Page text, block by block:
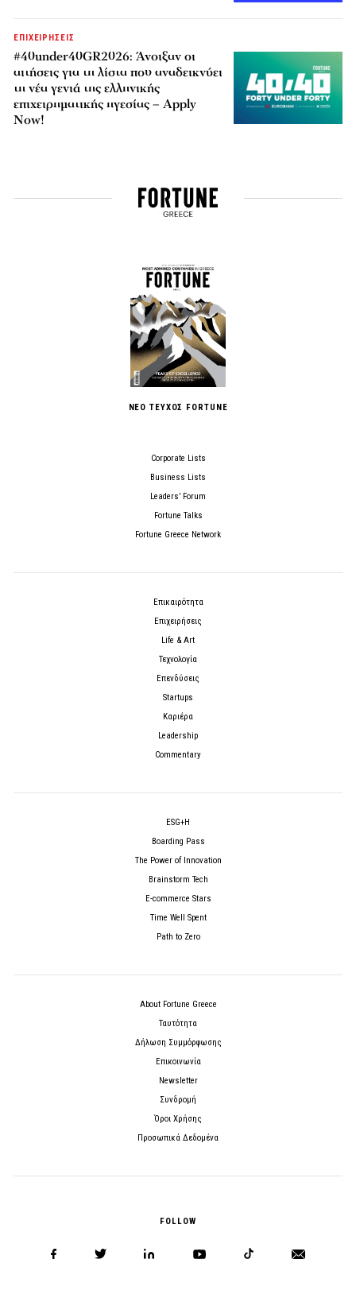
ΕΠΙΧΕΙΡΗΣΕΙΣ
#40under40GR2026: Άνοιξαν οι
αιτήσεις για τη λίστα που αναδεικνύει
τη νέα γενιά της ελληνικής
επιχειρηματικής ηγεσίας – Apply
Now!
ΝΕΟ ΤΕΥΧΟΣ FORTUNE
Corporate Lists
Business Lists
Leaders’ Forum
Fortune Talks
Fortune Greece Network
Επικαιρότητα
Επιχειρήσεις
Life & Art
Τεχνολογία
Επενδύσεις
Startups
Καριέρα
Leadership
Commentary
ESG+H
Boarding Pass
The Power of Innovation
Brainstorm Tech
E-commerce Stars
Time Well Spent
Path to Zero
About Fortune Greece
Ταυτότητα
Δήλωση Συμμόρφωσης
Επικοινωνία
Newsletter
Συνδρομή
Όροι Χρήσης
Προσωπικά Δεδομένα
FOLLOW